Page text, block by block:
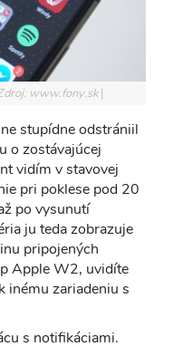
www.fony.sk
stupídne odstrániil
o zostávajúcej
vidím v stavovej
pri poklese pod 20
po vysunutí
ju teda zobrazuje
pripojených
Apple W2, uvidíte
inému zariadeniu s
s notifikáciami.